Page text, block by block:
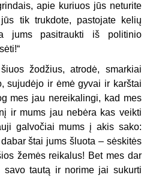
apie kuriuos jūs neturite
tik trukdote, pastojate kelių
jums pasitraukti iš politinio
žodžius, atrodė, smarkiai
sujudėjo ir ėmė gyvai ir karštai
mes jau nereikalingi, kad mes
ir mums jau nebėra kas veikti
galvočiai mums į akis sako:
štai jums šluota – sėskitės
žemės reikalus! Bet mes dar
savo tautą ir norime jai sukurti